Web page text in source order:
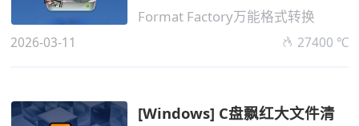
Format Factory万能格式转换
2026-03-11 27400 ℃
[Windows] C盘飘红大文件清